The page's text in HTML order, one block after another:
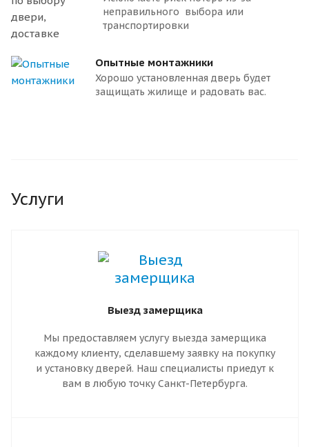
неправильного выбора или
транспортировки
Опытные монтажники
Хорошо установленная дверь будет
защищать жилище и радовать вас.
Услуги
Выезд замерщика
Мы предоставляем услугу выезда замерщика
каждому клиенту, сделавшему заявку на покупку
и установку дверей. Наш специалисты приедут к
вам в любую точку Санкт-Петербурга.